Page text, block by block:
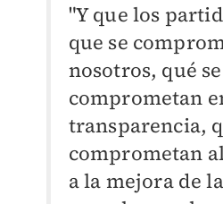
"Y que los
que se
nosotros, qué se
comprometan
transparencia,
comprometan
a la mejora de